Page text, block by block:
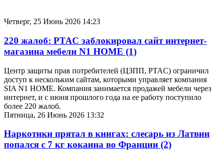
Четверг, 25 Июнь 2026 14:23
220 жалоб: PTAC заблокировал сайт интернет-
магазина мебели N1 HOME (1)
Центр защиты прав потребителей (ЦЗПП, PTAC) ограничил
доступ к нескольким сайтам, которыми управляет компания
SIA N1 HOME. Компания занимается продажей мебели через
интернет, и с июня прошлого года на ее работу поступило
более 220 жалоб.
Пятница, 26 Июнь 2026 13:32
Наркотики прятал в книгах: слесарь из Латвии
попался с 7 кг кокаина во Франции (2)